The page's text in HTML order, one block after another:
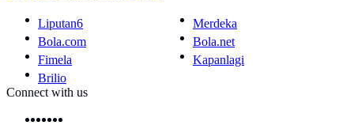
Liputan6
Merdeka
Bola.com
Bola.net
Fimela
Kapanlagi
Brilio
Connect with us